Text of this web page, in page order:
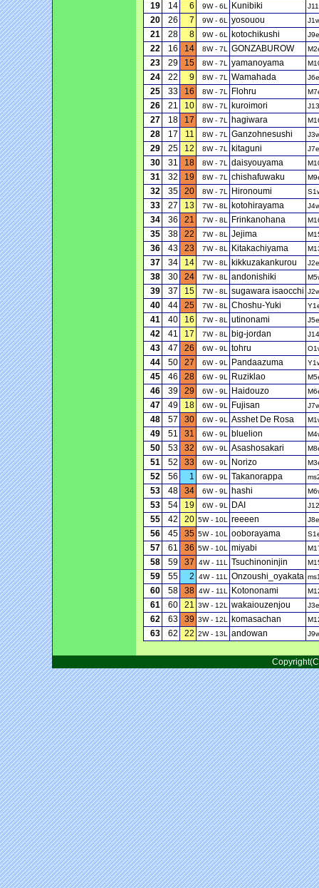
19 14 6 9W - 6L Kunibiki
20 26 7 9W - 6L yosouou
21 28 8 9W - 6L kotochikushi J9e
22 16 14 8W - 7L GONZABUROW
23 29 15 8W - 7L yamanoyama
24 22 9 8W - 7L Wamahada J6e
25 33 16 8W - 7L Flohru
26 21 10 8W - 7L kuroimori
27 18 17 8W - 7L hagiwara
28 17 11 8W - 7L Ganzohnesushi
29 25 12 8W - 7L kitaguni J7e
30 31 18 8W - 7L daisyouyama
31 32 19 8W - 7L chishafuwaku
32 35 20 8W - 7L Hironoumi
33 27 13 7W - 8L kotohirayama
34 36 21 7W - 8L Frinkanohana
35 38 22 7W - 8L Jejima
36 43 23 7W - 8L Kitakachiyama
37 34 14 7W - 8L kikkuzakankurou J2e
38 30 24 7W - 8L andonishiki
39 37 15 7W - 8L sugawara isaocchi
40 44 25 7W - 8L Choshu-Yuki
41 40 16 7W - 8L utinonami J5e
42 41 17 7W - 8L big-jordan
43 47 26 6W - 9L tohru
44 50 27 6W - 9L Pandaazuma
45 46 28 6W - 9L Ruziklao
46 39 29 6W - 9L Haidouzo
47 49 18 6W - 9L Fujisan
48 57 30 6W - 9L Asshet De Rosa
49 51 31 6W - 9L bluelion
50 53 32 6W - 9L Asashosakari
51 52 33 6W - 9L Norizo
52 56 1 6W - 9L Takanorappa
53 48 34 6W - 9L hashi
53 54 19 6W - 9L DAI
55 42 20 5W - 10L reeeen J8e
56 45 35 5W - 10L ooborayama
57 61 36 5W - 10L miyabi
58 59 37 4W - 11L Tsuchinoninjin
59 55 2 4W - 11L Onzoushi_oyakata
60 58 38 4W - 11L Kotononami
61 60 21 3W - 12L wakaiouzenjou J3e
62 63 39 3W - 12L komasachan
63 62 22 2W - 13L andowan